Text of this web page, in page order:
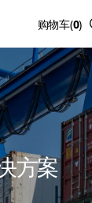
购物车(0)
方案